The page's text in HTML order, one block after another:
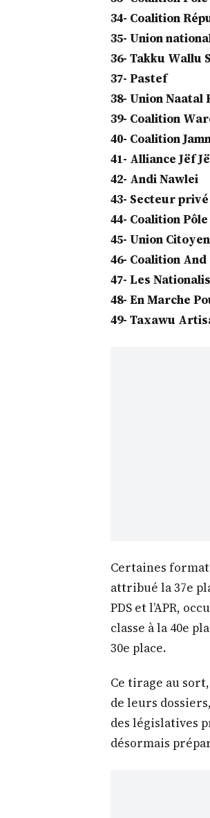
34- Coalition
35- Union
36- Takku Wallu
37- Pastef
38- Union Naatal
39- Coalition
40- Coalition
41- Alliance Jëf
42- Andi Nawlei
43- Secteur privé
44- Coalition
45- Union
46- Coalition
47- Les
48- En Marche
49- Taxawu
Certaines
attribué la 37e
PDS et l’APR,
classe à la 40e
30e place.
Ce tirage au
de leurs
des législatives
désormais